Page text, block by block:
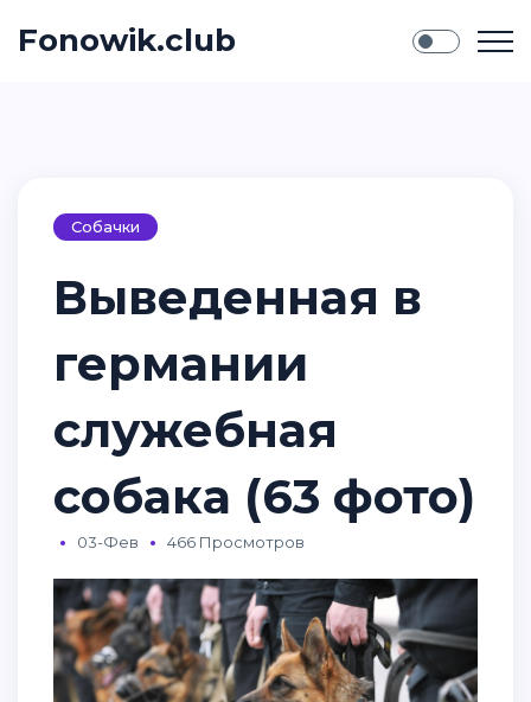
Fonowik.club
Собачки
Выведенная в
германии
служебная
собака (63 фото)
03-Фев 466 Просмотров